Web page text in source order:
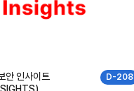
D-208
인사이트